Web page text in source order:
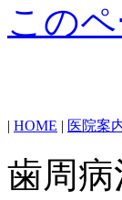
この
| HOME | 医院案
歯周